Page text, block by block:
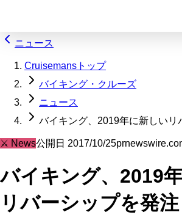
ニュース
Cruisemansトップ
バイキング・クルーズ
ニュース
バイキング、2019年に新しいリ
⚔️ News公開日 2017/10/25
バイキング、2019
リバーシップを発注